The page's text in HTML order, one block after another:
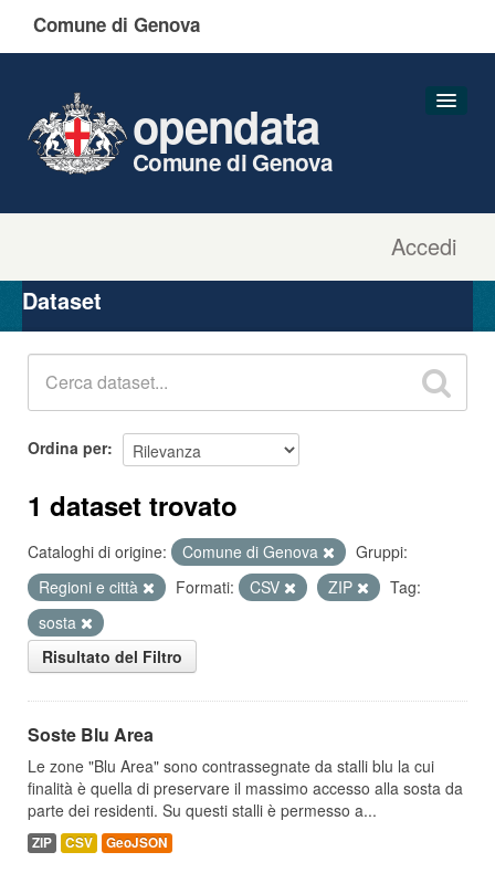
Comune di Genova
Accedi
opendata
Comune di Genova
Organizzazioni
Gruppi
Dataset
Ordina per
1 dataset trovato
Cataloghi di origine: Comune di Genova
Gruppi:
Regioni e città
Formati: CSV ZIP
Tag:
sosta
Risultato del Filtro
Soste Blu Area
Le zone "Blu Area" sono contrassegnate da stalli blu la cui
finalità è quella di preservare il massimo accesso alla sosta da
parte dei residenti. Su questi stalli è permesso a...
ZIP CSV GeoJSON